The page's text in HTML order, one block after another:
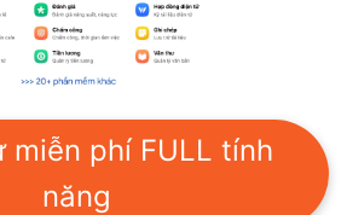
miễn phí FULL tính
năng